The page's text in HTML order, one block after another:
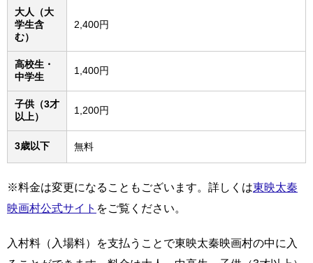
大人（大
学生含
む）
2,400円
高校生・
中学生
1,400円
子供（3才
以上）
1,200円
3歳以下 無料
※料金は変更になることもございます。詳しくは東映太秦
映画村公式サイト をご覧ください。
入村料（入場料）を支払うことで東映太秦映画村の中に入